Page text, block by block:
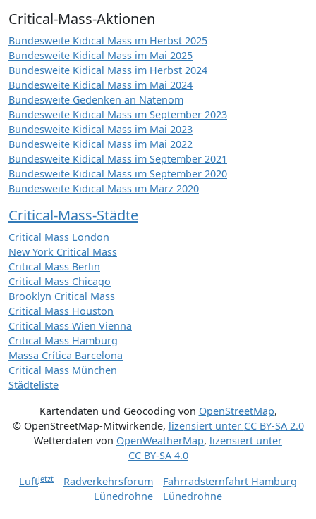
Critical-Mass-Aktionen
Bundesweite Kidical Mass im Herbst 2025
Bundesweite Kidical Mass im Mai 2025
Bundesweite Kidical Mass im Herbst 2024
Bundesweite Kidical Mass im Mai 2024
Bundesweite Gedenken an Natenom
Bundesweite Kidical Mass im September 2023
Bundesweite Kidical Mass im Mai 2023
Bundesweite Kidical Mass im Mai 2022
Bundesweite Kidical Mass im September 2021
Bundesweite Kidical Mass im September 2020
Bundesweite Kidical Mass im März 2020
Critical-Mass-Städte
Critical Mass London
New York Critical Mass
Critical Mass Berlin
Critical Mass Chicago
Brooklyn Critical Mass
Critical Mass Houston
Critical Mass Wien Vienna
Critical Mass Hamburg
Massa Crítica Barcelona
Critical Mass München
Städteliste
Kartendaten und Geocoding von OpenStreetMap,
© OpenStreetMap-Mitwirkende, lizensiert unter CC BY-SA 2.0
Wetterdaten von OpenWeatherMap, lizensiert unter
CC BY-SA 4.0
Luftjetzt Radverkehrsforum
Fahrradsternfahrt Hamburg
Lünedrohne
Lünedrohne